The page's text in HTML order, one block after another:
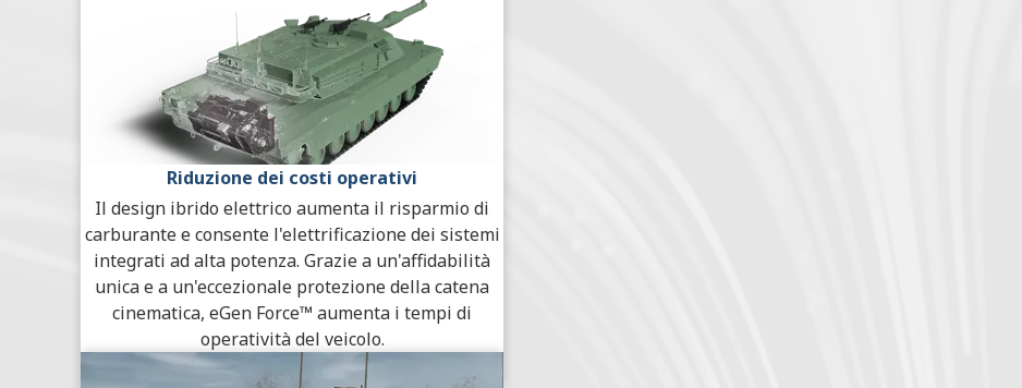
Riduzione dei costi operativi
Il design ibrido elettrico aumenta il risparmio di
carburante e consente l'elettrificazione dei sistemi
integrati ad alta potenza. Grazie a un'affidabilità
unica e a un'eccezionale protezione della catena
cinematica, eGen Force™ aumenta i tempi di
operatività del veicolo.